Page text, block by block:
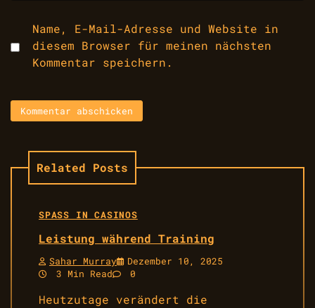
Name, E-Mail-Adresse und Website in
diesem Browser für meinen nächsten
Kommentar speichern.
Related Posts
SPASS IN CASINOS
Leistung während Training
Sahar Murray
Dezember 10, 2025
3 Min Read
0
Heutzutage verändert die